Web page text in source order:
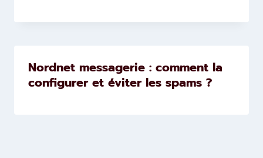
Nordnet messagerie : comment la
configurer et éviter les spams ?